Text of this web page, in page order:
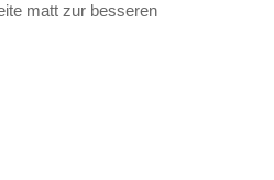
matt zur besseren